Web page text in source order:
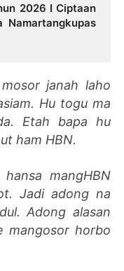
2026 I Ciptaan
janah laho
Hu togu ma
Etah bapa hu
ham HBN.
mangHBN
Jadi adong na
Adong alasan
mangosor horbo